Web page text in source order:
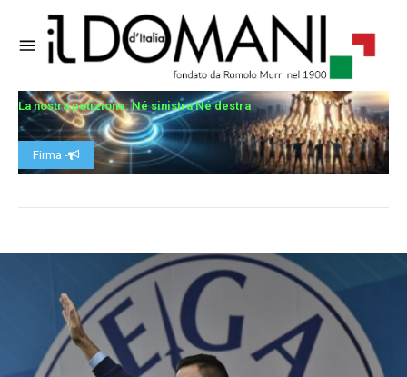
La nostra petizione: Né sinistra Né destra
Firma -